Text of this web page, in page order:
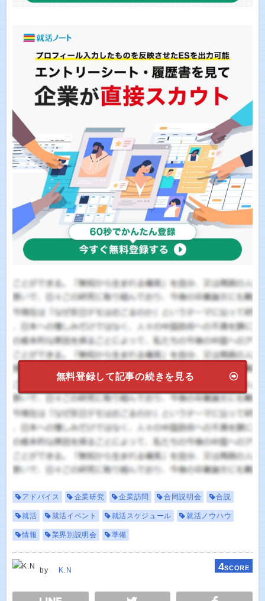
無料登録して記事の続きを見る
アドバイス 企業研究 企業訪問 合同説明会 合説
就活 就活イベント 就活スケジュール 就活ノウハウ
情報 業界別説明会 準備
by K.N 4SCORE
TWEET